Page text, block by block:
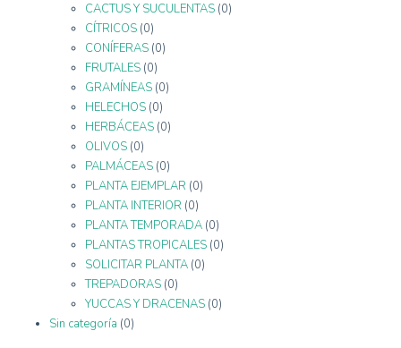
CACTUS Y SUCULENTAS (0)
CÍTRICOS (0)
CONÍFERAS (0)
FRUTALES (0)
GRAMÍNEAS (0)
HELECHOS (0)
HERBÁCEAS (0)
OLIVOS (0)
PALMÁCEAS (0)
PLANTA EJEMPLAR (0)
PLANTA INTERIOR (0)
PLANTA TEMPORADA (0)
PLANTAS TROPICALES (0)
SOLICITAR PLANTA (0)
TREPADORAS (0)
YUCCAS Y DRACENAS (0)
Sin categoría (0)